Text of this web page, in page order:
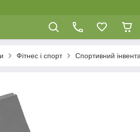
Фітнес і спорт Спортивний